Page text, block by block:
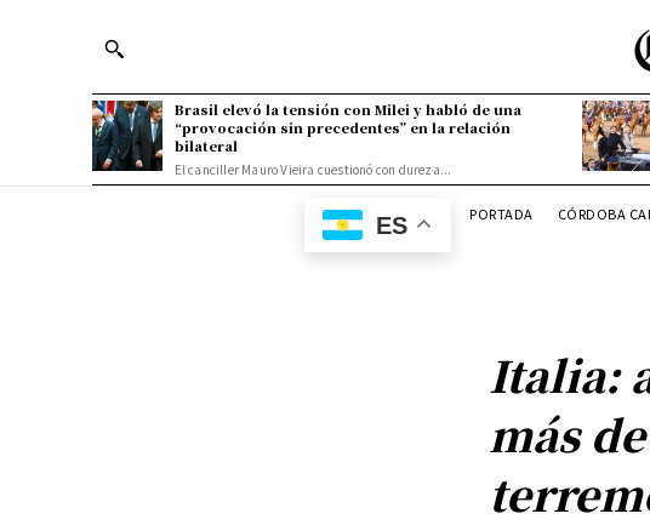
Brasil elevó la tensión con Milei y habló de una
“provocación sin precedentes” en la relación
bilateral
El canciller Mauro Vieira cuestionó con dureza...
ES PORTADA CÓRDOBA
Italia:
más